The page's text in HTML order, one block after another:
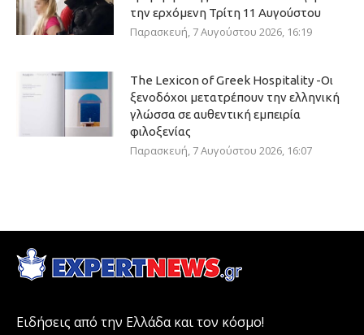
την ερχόμενη Τρίτη 11 Αυγούστου
Παρασκευή, 7 Αυγούστου 2026, 16:19
The Lexicon of Greek Hospitality -Οι
ξενοδόχοι μετατρέπουν την ελληνική
γλώσσα σε αυθεντική εμπειρία
φιλοξενίας
Παρασκευή, 7 Αυγούστου 2026, 16:07
Ειδήσεις από την Ελλάδα και τον κόσμο!